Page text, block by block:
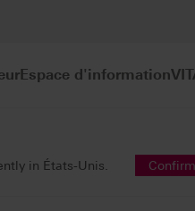
Espace d'information
in États-Unis. Confirm